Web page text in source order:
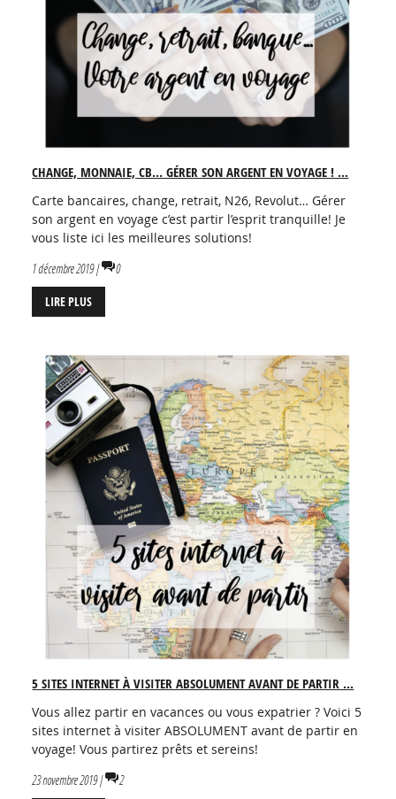
CHANGE, MONNAIE, CB… GÉRER SON ARGENT EN VOYAGE ! ...
Carte bancaires, change, retrait, N26, Revolut… Gérer
son argent en voyage c’est partir l’esprit tranquille! Je
vous liste ici les meilleures solutions!
1 décembre 2019 |
0
LIRE PLUS
5 SITES INTERNET À VISITER ABSOLUMENT AVANT DE PARTIR ...
Vous allez partir en vacances ou vous expatrier ? Voici 5
sites internet à visiter ABSOLUMENT avant de partir en
voyage! Vous partirez prêts et sereins!
23 novembre 2019 |
2